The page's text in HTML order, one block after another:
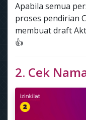
Apabila semua
proses pendirian
membuat draft
👍
2. Cek